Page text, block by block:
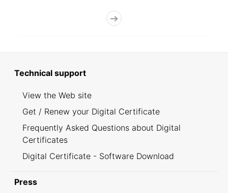
Technical support
View the Web site
Get / Renew your Digital Certificate
Frequently Asked Questions about Digital
Certificates
Digital Certificate - Software Download
Press